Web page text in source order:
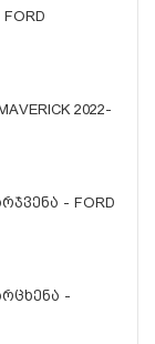
2022-
- FORD
-